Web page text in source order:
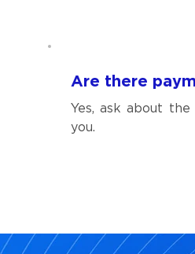
Are there
Yes, ask about
you.